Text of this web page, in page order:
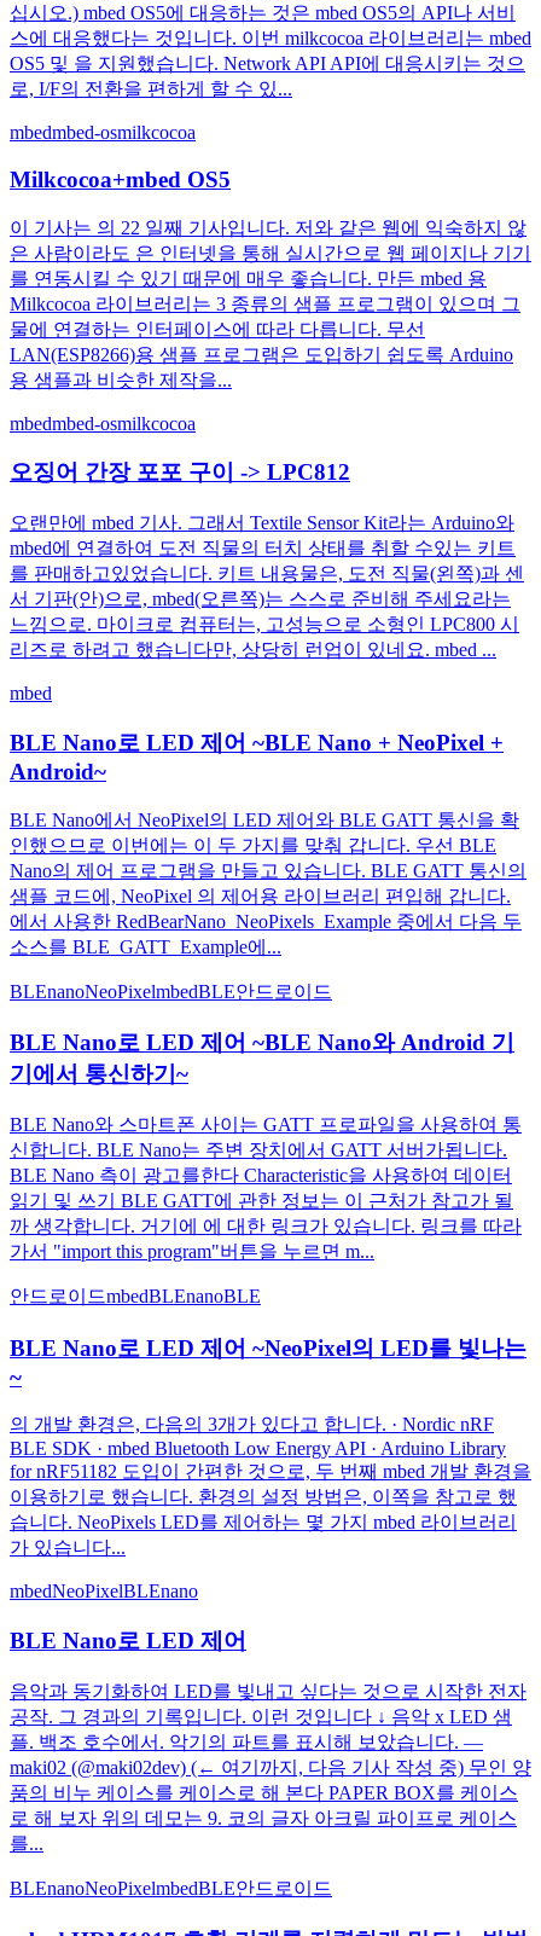
십시오.) mbed OS5에 대응하는 것은 mbed OS5의 API나 서비
스에 대응했다는 것입니다. 이번 milkcocoa 라이브러리는 mbed
OS5 및 을 지원했습니다. Network API API에 대응시키는 것으
로, I/F의 전환을 편하게 할 수 있...
mbedmbed-osmilkcocoa
Milkcocoa+mbed OS5
이 기사는 의 22 일째 기사입니다. 저와 같은 웹에 익숙하지 않
은 사람이라도 은 인터넷을 통해 실시간으로 웹 페이지나 기기
를 연동시킬 수 있기 때문에 매우 좋습니다. 만든 mbed 용
Milkcocoa 라이브러리는 3 종류의 샘플 프로그램이 있으며 그
물에 연결하는 인터페이스에 따라 다릅니다. 무선
LAN(ESP8266)용 샘플 프로그램은 도입하기 쉽도록 Arduino
용 샘플과 비슷한 제작을...
mbedmbed-osmilkcocoa
오징어 간장 포포 구이 -> LPC812
오랜만에 mbed 기사. 그래서 Textile Sensor Kit라는 Arduino와
mbed에 연결하여 도전 직물의 터치 상태를 취할 수있는 키트
를 판매하고있었습니다. 키트 내용물은, 도전 직물(왼쪽)과 센
서 기판(안)으로, mbed(오른쪽)는 스스로 준비해 주세요라는
느낌으로. 마이크로 컴퓨터는, 고성능으로 소형인 LPC800 시
리즈로 하려고 했습니다만, 상당히 런업이 있네요. mbed ...
mbed
BLE Nano로 LED 제어 ~BLE Nano + NeoPixel +
Android~
BLE Nano에서 NeoPixel의 LED 제어와 BLE GATT 통신을 확
인했으므로 이번에는 이 두 가지를 맞춰 갑니다. 우선 BLE
Nano의 제어 프로그램을 만들고 있습니다. BLE GATT 통신의
샘플 코드에, NeoPixel 의 제어용 라이브러리 편입해 갑니다.
에서 사용한 RedBearNano_NeoPixels_Example 중에서 다음 두
소스를 BLE_GATT_Example에...
BLEnanoNeoPixelmbedBLE안드로이드
BLE Nano로 LED 제어 ~BLE Nano와 Android 기
기에서 통신하기~
BLE Nano와 스마트폰 사이는 GATT 프로파일을 사용하여 통
신합니다. BLE Nano는 주변 장치에서 GATT 서버가됩니다.
BLE Nano 측이 광고를한다 Characteristic을 사용하여 데이터
읽기 및 쓰기 BLE GATT에 관한 정보는 이 근처가 참고가 될
까 생각합니다. 거기에 에 대한 링크가 있습니다. 링크를 따라
가서 "import this program"버튼을 누르면 m...
안드로이드mbedBLEnanoBLE
BLE Nano로 LED 제어 ~NeoPixel의 LED를 빛나는
~
의 개발 환경은, 다음의 3개가 있다고 합니다. · Nordic nRF
BLE SDK · mbed Bluetooth Low Energy API · Arduino Library
for nRF51182 도입이 간편한 것으로, 두 번째 mbed 개발 환경을
이용하기로 했습니다. 환경의 설정 방법은, 이쪽을 참고로 했
습니다. NeoPixels LED를 제어하는 몇 가지 mbed 라이브러리
가 있습니다...
mbedNeoPixelBLEnano
BLE Nano로 LED 제어
음악과 동기화하여 LED를 빛내고 싶다는 것으로 시작한 전자
공작. 그 경과의 기록입니다. 이런 것입니다 ↓ 음악 x LED 샘
플. 백조 호수에서. 악기의 파트를 표시해 보았습니다. —
maki02 (@maki02dev) (← 여기까지, 다음 기사 작성 중) 무인 양
품의 비누 케이스를 케이스로 해 본다 PAPER BOX를 케이스
로 해 보자 위의 데모는 9. 코의 글자 아크릴 파이프로 케이스
를...
BLEnanoNeoPixelmbedBLE안드로이드